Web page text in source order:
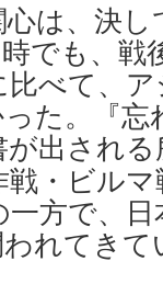
は、決し
でも、戦
べて、
た。『
出され
・ビル
方で、
れてき